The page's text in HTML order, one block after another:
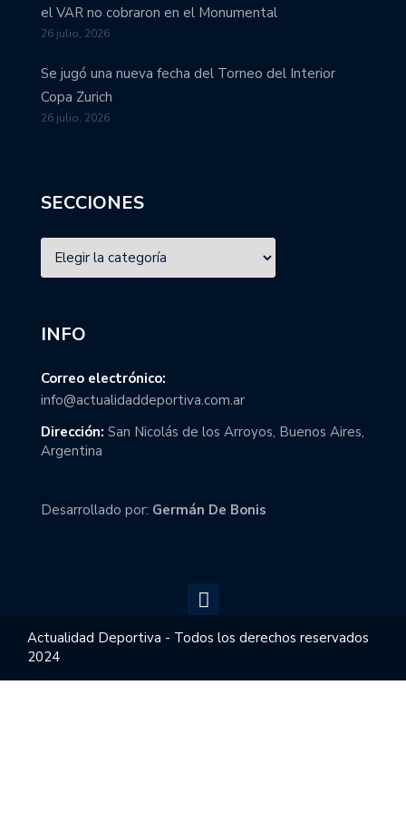
el VAR no cobraron en el Monumental
26 julio, 2026
Se jugó una nueva fecha del Torneo del Interior
Copa Zurich
26 julio, 2026
SECCIONES
INFO
Correo electrónico:
info@actualidaddeportiva.com.ar
Dirección: San Nicolás de los Arroyos, Buenos Aires,
Argentina
Desarrollado por: Germán De Bonis
Actualidad Deportiva - Todos los derechos reservados
2024